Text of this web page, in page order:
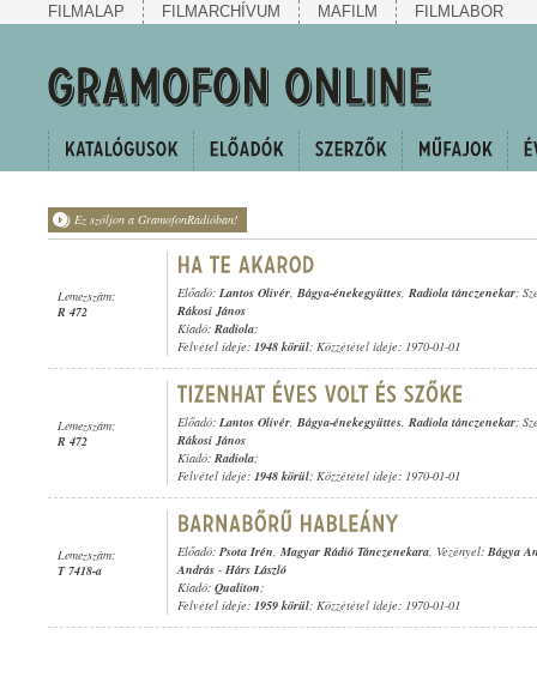
FILMALAP FILMARCHÍVUM MAFILM FILMLABOR
Ez szóljon a GramofonRádióban!
Lemezszám:
R 472
Előadó: Lantos Olivér, Bágya-énekegyüttes, Radiola tánczenekar;
Rákosi János
Kiadó: Radiola;
Felvétel ideje: 1948 körül; Közzététel ideje: 1970-01-01
Lemezszám:
R 472
Előadó: Lantos Olivér, Bágya-énekegyüttes, Radiola tánczenekar;
Rákosi János
Kiadó: Radiola;
Felvétel ideje: 1948 körül; Közzététel ideje: 1970-01-01
Lemezszám:
T 7418-a
Előadó: Psota Irén, Magyar Rádió Tánczenekara, Vezényel: Bágya
András - Hárs László
Kiadó: Qualiton;
Felvétel ideje: 1959 körül; Közzététel ideje: 1970-01-01